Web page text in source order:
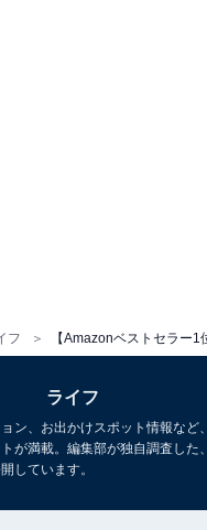
フ
Charger (70W, 3 Ports) ブ
ライフ
ン、お出かけスポット情報など
が満載。編集部が独自調査した
しています。